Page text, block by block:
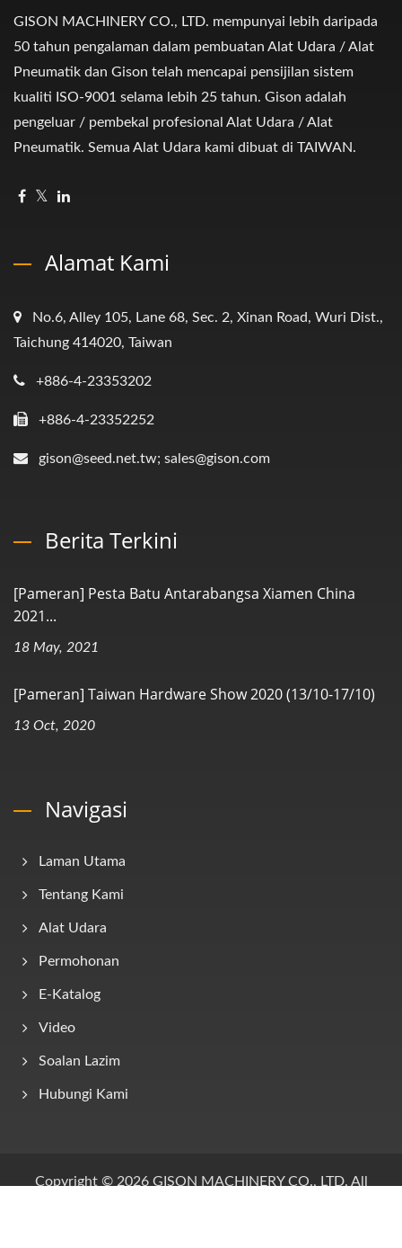
GISON MACHINERY CO., LTD. mempunyai lebih daripada
50 tahun pengalaman dalam pembuatan Alat Udara / Alat
Pneumatik dan Gison telah mencapai pensijilan sistem
kualiti ISO-9001 selama lebih 25 tahun. Gison adalah
pengeluar / pembekal profesional Alat Udara / Alat
Pneumatik. Semua Alat Udara kami dibuat di TAIWAN.
Alamat Kami
No.6, Alley 105, Lane 68, Sec. 2, Xinan Road, Wuri Dist.,
Taichung 414020, Taiwan
+886-4-23353202
+886-4-23352252
gison@seed.net.tw; sales@gison.com
Berita Terkini
[Pameran] Pesta Batu Antarabangsa Xiamen China
2021...
18 May, 2021
[Pameran] Taiwan Hardware Show 2020 (13/10-17/10)
13 Oct, 2020
Navigasi
Laman Utama
Tentang Kami
Alat Udara
Permohonan
E-Katalog
Video
Soalan Lazim
Hubungi Kami
Copyright © 2026 GISON MACHINERY CO., LTD. All